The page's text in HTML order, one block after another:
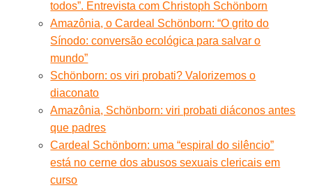
todos”. Entrevista com Christoph Schönborn
Amazônia, o Cardeal Schönborn: “O grito do
Sínodo: conversão ecológica para salvar o
mundo”
Schönborn: os viri probati? Valorizemos o
diaconato
Amazônia, Schönborn: viri probati diáconos antes
que padres
Cardeal Schönborn: uma “espiral do silêncio”
está no cerne dos abusos sexuais clericais em
curso